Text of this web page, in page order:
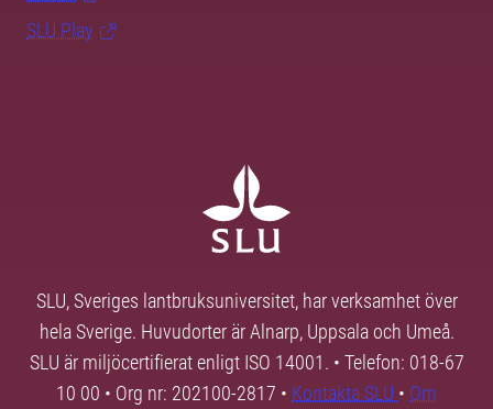
SLU Play
SLU, Sveriges lantbruksuniversitet, har verksamhet över
hela Sverige. Huvudorter är Alnarp, Uppsala och Umeå.
SLU är miljöcertifierat enligt ISO 14001. • Telefon: 018-67
10 00 • Org nr: 202100-2817 • Kontakta SLU • Om